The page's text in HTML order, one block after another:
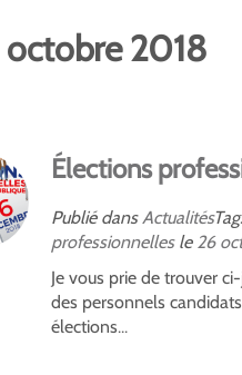
octobre 2018
Élections
Publié dansActualités
professionnellesle 26
Je vous prie de trouver
des personnels
élections...